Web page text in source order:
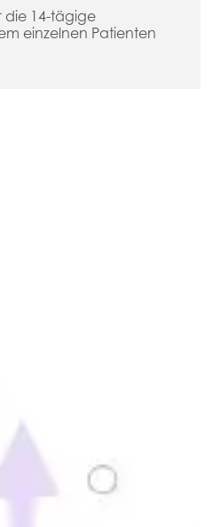
die 14-tägige
einzelnen Patienten